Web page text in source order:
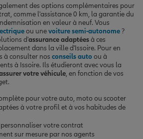
des options complémentaires pour
comme l'assistance 0 km, la garantie du
en valeur à neuf. Vous
ou unevoiture semi-autonome?
d'assurance adaptéesà ces
dans la ville d'Issoire. Pour en
à consulter nos conseils autoou à
à Issoire. Ils étudieront avec vous la
votre véhicule, en fonction de vos
pour votre auto, moto ou scooter
à votre profil et à vos habitudes de
votre contrat
sur mesure par nos agents